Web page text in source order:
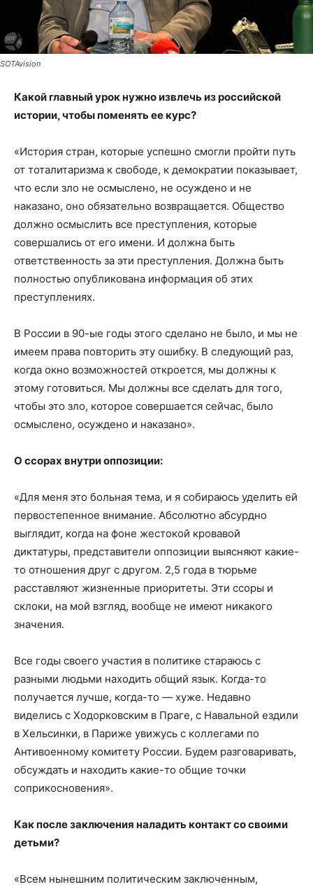
SOTAvision
Какой главный урок нужно извлечь из российской
истории, чтобы поменять ее курс?
«История стран, которые успешно смогли пройти путь
от тоталитаризма к свободе, к демократии показывает,
что если зло не осмыслено, не осуждено и не
наказано, оно обязательно возвращается. Общество
должно осмыслить все преступления, которые
совершались от его имени. И должна быть
ответственность за эти преступления. Должна быть
полностью опубликована информация об этих
преступлениях.
В России в 90-ые годы этого сделано не было, и мы не
имеем права повторить эту ошибку. В следующий раз,
когда окно возможностей откроется, мы должны к
этому готовиться. Мы должны все сделать для того,
чтобы это зло, которое совершается сейчас, было
осмыслено, осуждено и наказано».
О ссорах внутри оппозиции:
«Для меня это больная тема, и я собираюсь уделить ей
первостепенное внимание. Абсолютно абсурдно
выглядит, когда на фоне жестокой кровавой
диктатуры, представители оппозиции выясняют какие-
то отношения друг с другом. 2,5 года в тюрьме
расставляют жизненные приоритеты. Эти ссоры и
склоки, на мой взгляд, вообще не имеют никакого
значения.
Все годы своего участия в политике стараюсь с
разными людьми находить общий язык. Когда-то
получается лучше, когда-то — хуже. Недавно
виделись с Ходорковским в Праге, с Навальной ездили
в Хельсинки, в Париже увижусь с коллегами по
Антивоенному комитету России. Будем разговаривать,
обсуждать и находить какие-то общие точки
соприкосновения».
Как после заключения наладить контакт со своими
детьми?
«Всем нынешним политическим заключенным,